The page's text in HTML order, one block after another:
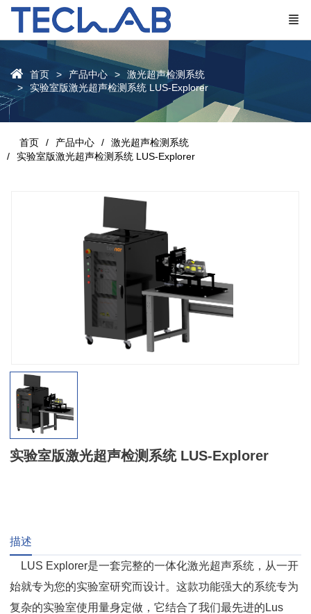
首页 产品中心
激光超声检测系统
实验室版激光超声检测系统 LUS-Explorer
首页 产品中心
激光超声检测系统
实验室版激光超声检测系统 LUS-Explorer
实验室版激光超声检测系统 LUS-Explorer
描述
LUS Explorer是一套完整的一体化激光超声系统，从一开
始就专为您的实验室研究而设计。这款功能强大的系统专为
复杂的实验室使用量身定做，它结合了我们最先进的Lus